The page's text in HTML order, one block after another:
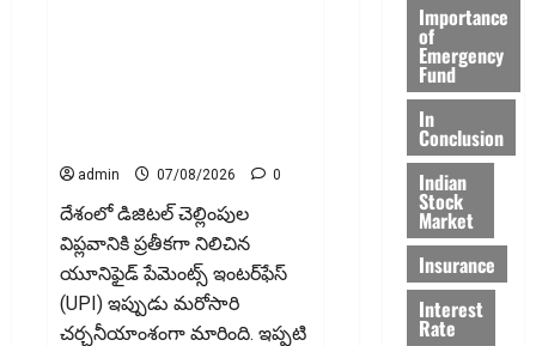
admin 07/08/2026 0
దేశంలో డిజిటల్‌ చెల్లింపుల
విప్లవానికి ప్రతీకగా నిలిచిన
యూనిఫైడ్‌ పేమెంట్స్‌ ఇంటర్‌ఫేస్‌
(UPI) ఇప్పుడు మరోసారి
చర్చనీయాంశంగా మారింది. ఇప్పటి
Importance
of
Emergency
Fund
In
Conclusion
Indian
Stock
Market
Insurance
Interest
Rate